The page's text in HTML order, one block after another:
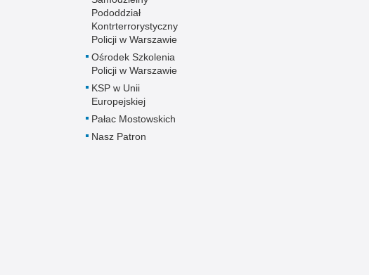
Pododdział
Kontrterrorystyczny
Policji w Warszawie
Ośrodek Szkolenia
Policji w Warszawie
KSP w Unii
Europejskiej
Pałac Mostowskich
Nasz Patron